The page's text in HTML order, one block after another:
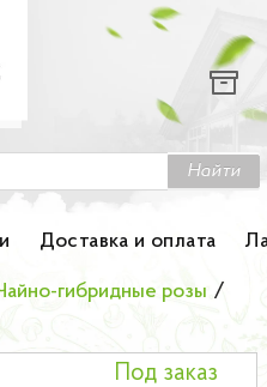
Найти
Доставка и оплата
гибридные розы /
Под заказ